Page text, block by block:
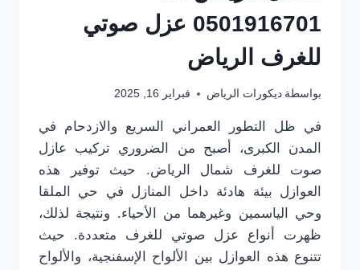
0501916701 عزل صوتي
للغرف الرياض
بواسطة ديكورات الرياض فبراير 16, 2025
في ظل التطور العمراني السريع والازدحام في
المدن الكبرى، أصبح من الضروري تركيب عازل
صوت للغرف شمال الرياض. حيث توفير هذه
العوازل بيئة هادئة داخل المنازل في حي الملقا
وحي الياسمين وغيرهما من الأحياء. ونتيجة لذلك،
ظهرت أنواع عزل صوتي للغرف متعددة. حيث
تتنوع هذه العوازل بين الألواح الإسفنجية، والألواح